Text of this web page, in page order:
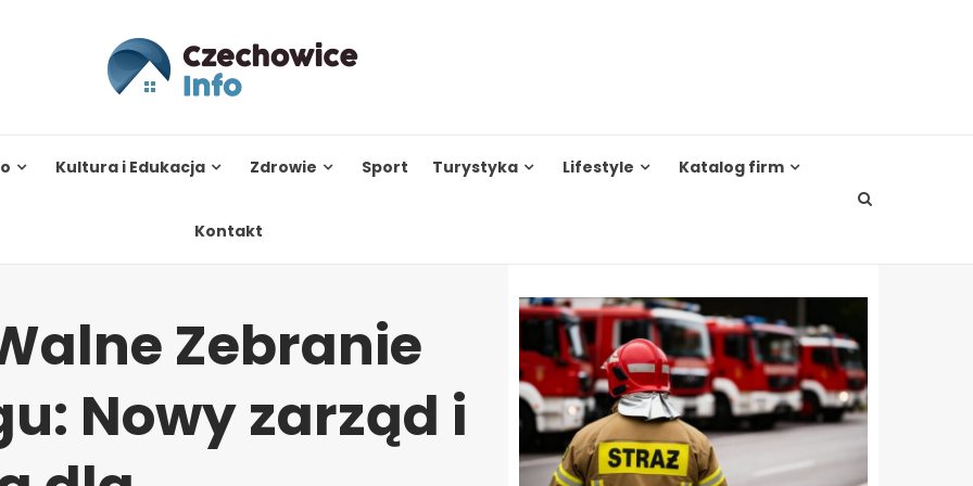
Kultura i Edukacja Zdrowie Sport Turystyka Lifestyle Katalog firm
Kontakt
Zebranie
Nowy zarząd i